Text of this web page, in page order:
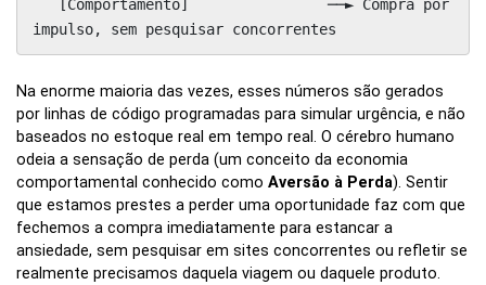
Na enorme maioria das vezes, esses números são gerados
por linhas de código programadas para simular urgência, e não
baseados no estoque real em tempo real. O cérebro humano
odeia a sensação de perda (um conceito da economia
comportamental conhecido como Aversão à Perda). Sentir
que estamos prestes a perder uma oportunidade faz com que
fechemos a compra imediatamente para estancar a
ansiedade, sem pesquisar em sites concorrentes ou refletir se
realmente precisamos daquela viagem ou daquele produto.